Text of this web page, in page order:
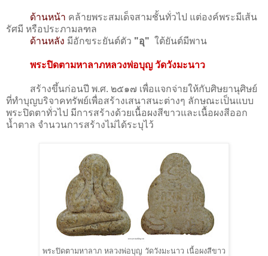
ด้านหน้า คล้ายพระสมเด็จสามชั้นทั่วไป แต่องค์พระมีเส้น
รัศมี หรือประภามลฑล
ด้านหลัง มีอักขระยันต์ตัว "อุ" ใต้ยันต์มีพาน
พระปิดตามหาลาภหลวงพ่อบุญ วัดวังมะนาว
สร้างขึ้นก่อนปี พ.ศ. ๒๕๑๗ เพื่อแจกจ่ายให้กับศิษยานุศิษย์
ที่ทำบุญบริจาคทรัพย์เพื่อสร้างเสนาสนะต่างๆ ลักษณะเป็นแบบ
พระปิดตาทั่วไป มีการสร้างด้วยเนื้อผงสีขาวและเนื้อผงสีออก
น้ำตาล จำนวนการสร้างไม่ได้ระบุไว้
พระปิดตามหาลาภ หลวงพ่อบุญ วัดวังมะนาว เนื้อผงสีขาว